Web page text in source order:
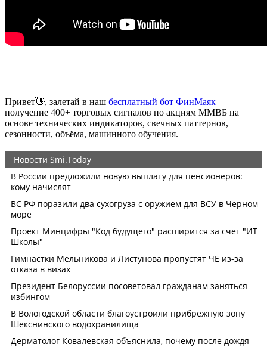
Привет👋, залетай в наш бесплатный бот ФинМаяк —
получение 400+ торговых сигналов по акциям ММВБ на
основе технических индикаторов, свечных паттернов,
сезонности, объёма, машинного обучения.